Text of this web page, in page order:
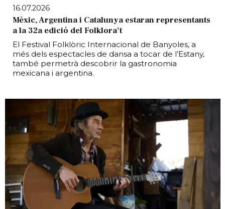
16.07.2026
Mèxic, Argentina i Catalunya estaran representants
a la 32a edició del Folklora’t
El Festival Folklòric Internacional de Banyoles, a
més dels espectacles de dansa a tocar de l’Estany,
també permetrà descobrir la gastronomia
mexicana i argentina.